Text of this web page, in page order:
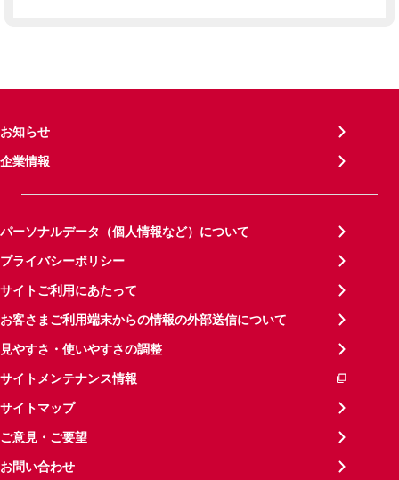
お知らせ
企業情報
パーソナルデータ（個人情報など）について
プライバシーポリシー
サイトご利用にあたって
お客さまご利用端末からの情報の外部送信について
見やすさ・使いやすさの調整
サイトメンテナンス情報
サイトマップ
ご意見・ご要望
お問い合わせ